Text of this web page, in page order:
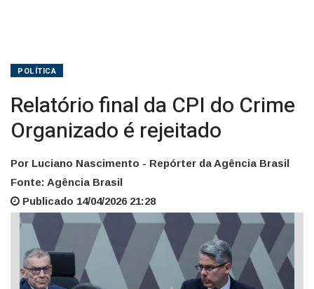
POLÍTICA
Relatório final da CPI do Crime
Organizado é rejeitado
Por Luciano Nascimento - Repórter da Agência Brasil
Fonte: Agência Brasil
Publicado 14/04/2026 21:28